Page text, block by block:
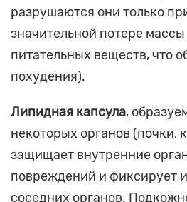
разрушаются они только
значительной потере
питательных веществ, что
похудения).
Липидная капсула,
некоторых органов (почки,
защищает внутренние
повреждений и фиксирует
соседних органов.